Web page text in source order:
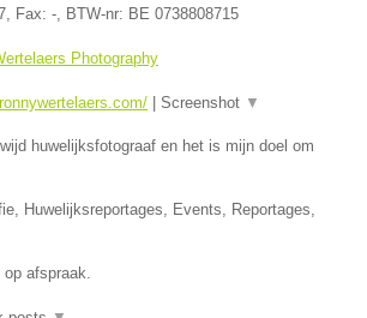
, Fax: -, BTW-nr: BE 0738808715
Photography
Screenshot ▼
huwelijksfotograaf en het is mijn doel om
Huwelijksreportages, Events, Reportages,
op afspraak.